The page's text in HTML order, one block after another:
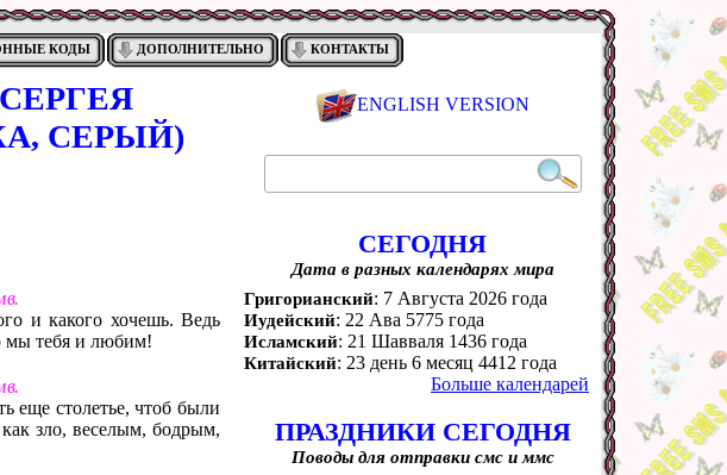
КОДЫ ДОПОЛНИТЕЛЬНО КОНТАКТЫ
СЕРЫЙ)
в.
и какого хочешь. Ведь
мы тебя и любим!
в.
еще столетье, чтоб были
зло, веселым, бодрым,
ENGLISH VERSION
СЕГОДНЯ
Дата в разных календарях мира
Григорианский: 7 Августа 2026 года
Иудейский: 22 Ава 5775 года
Исламский: 21 Шавваля 1436 года
Китайский: 23 день 6 месяц 4412 года
Больше календарей
ПРАЗДНИКИ СЕГОДНЯ
Поводы для отправки смс и ммс